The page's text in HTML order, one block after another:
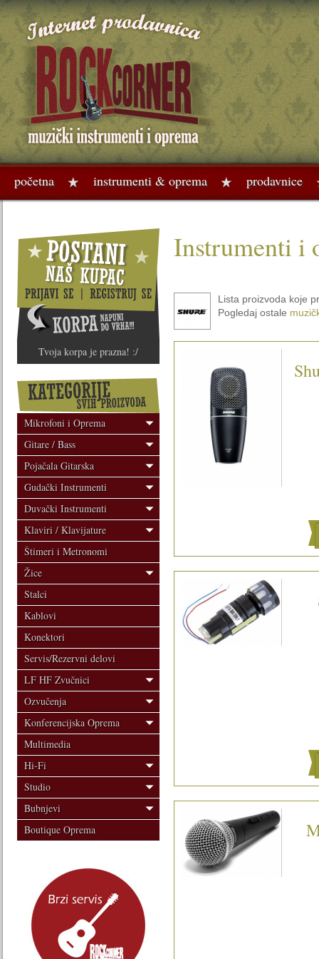
početna instrumenti & oprema prodavnice
Tvoja korpa je prazna! :/
Mikrofoni i Oprema
Gitare / Bass
Pojačala Gitarska
Gudački Instrumenti
Duvački Instrumenti
Klaviri / Klavijature
Štimeri i Metronomi
Žice
Stalci
Kablovi
Konektori
Servis/Rezervni delovi
LF HF Zvučnici
Ozvučenja
Konferencijska Oprema
Multimedia
Hi-Fi
Studio
Bubnjevi
Boutique Oprema
Instrumenti i
Lista proizvoda koje
Pogledaj ostale